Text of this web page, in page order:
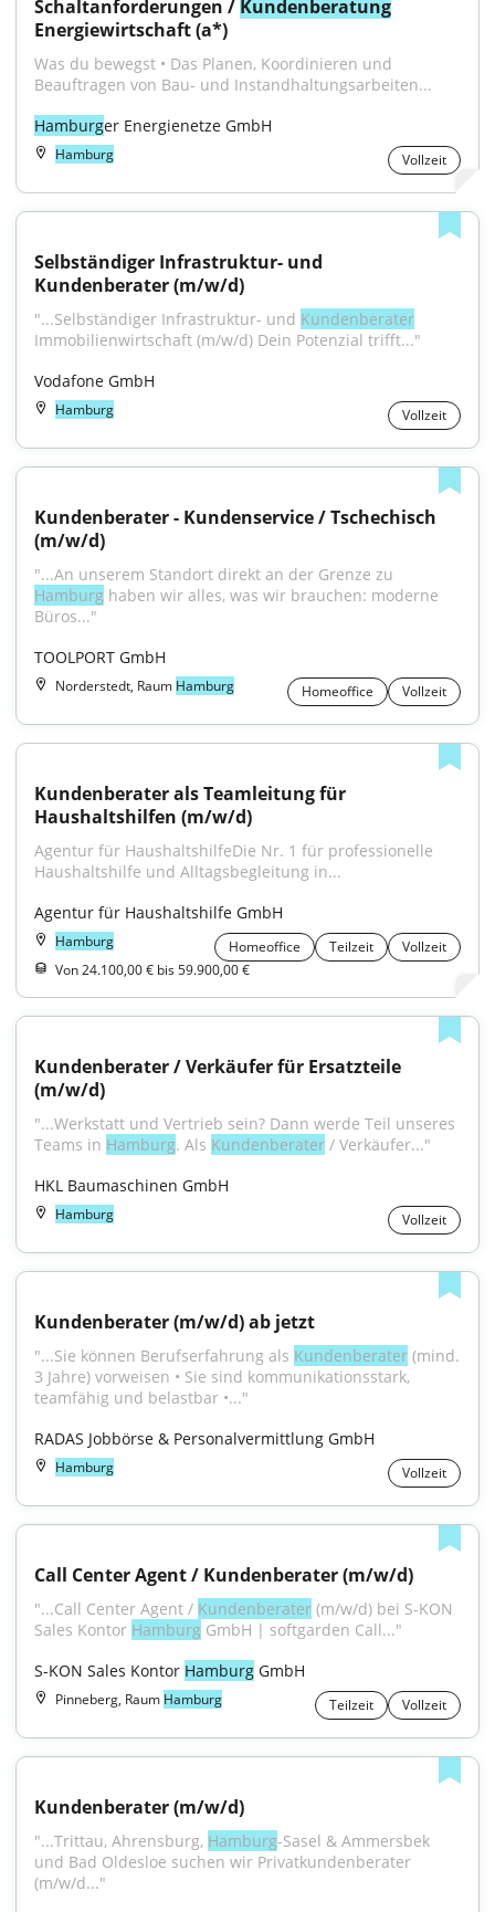
Schaltanforderungen / Kundenberatung
Energiewirtschaft (a*)
Was du bewegst • Das Planen, Koordinieren und
Beauftragen von Bau- und Instandhaltungsarbeiten...
Hamburger Energienetze GmbH
Hamburg Vollzeit
Selbständiger Infrastruktur- und
Kundenberater (m/w/d)
"...Selbständiger Infrastruktur- und Kundenberater
Immobilienwirtschaft (m/w/d) Dein Potenzial trifft..."
Vodafone GmbH
Hamburg Vollzeit
Kundenberater - Kundenservice / Tschechisch
(m/w/d)
Hamburg haben wir alles, was wir brauchen: moderne
Büros..."
TOOLPORT GmbH
Norderstedt, Raum Hamburg Homeoffice Vollzeit
Kundenberater als Teamleitung für
Haushaltshilfen (m/w/d)
Agentur für HaushaltshilfeDie Nr. 1 für professionelle
Haushaltshilfe und Alltagsbegleitung in...
Agentur für Haushaltshilfe GmbH
Hamburg Homeoffice Teilzeit
Vollzeit
Von 24.100,00 € bis 59.900,00 €
Kundenberater / Verkäufer für Ersatzteile
(m/w/d)
"...Werkstatt und Vertrieb sein? Dann werde Teil unseres
Teams in Hamburg. Als Kundenberater / Verkäufer..."
HKL Baumaschinen GmbH
Hamburg Vollzeit
Kundenberater (m/w/d) ab jetzt
"...Sie können Berufserfahrung als Kundenberater (mind.
3 Jahre) vorweisen • Sie sind kommunikationsstark,
teamfähig und belastbar •..."
RADAS Jobbörse & Personalvermittlung GmbH
Hamburg Vollzeit
Call Center Agent / Kundenberater (m/w/d)
"...Call Center Agent / Kundenberater (m/w/d) bei S-KON
Sales Kontor Hamburg GmbH | softgarden Call..."
S-KON Sales Kontor Hamburg GmbH
Pinneberg, Raum Hamburg Teilzeit Vollzeit
Kundenberater (m/w/d)
"...Trittau, Ahrensburg, Hamburg-Sasel & Ammersbek
und Bad Oldesloe suchen wir Privatkundenberater
(m/w/d..."